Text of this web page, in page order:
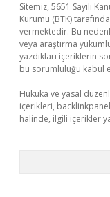
Sitemiz, 5651 Sayılı
Kurumu (BTK)
vermektedir. Bu
veya araştırma
yazdıkları içeriklerin
bu sorumluluğu kabul
Hukuka ve yasal
içerikleri,
halinde, ilgili içerikler